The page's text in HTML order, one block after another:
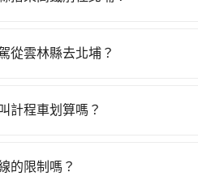
一天最多僅16班次，如果行程
出站、等待車站前排班的計程
運攔到一輛小黃了，雲林縣少
從雲林縣去北埔？
雲林路邊可隨租隨借的iRent應
的汽車保險與可能的罰單都需
計程車划算嗎？
華麗計程車、斗六計程車、泰
的限制嗎？